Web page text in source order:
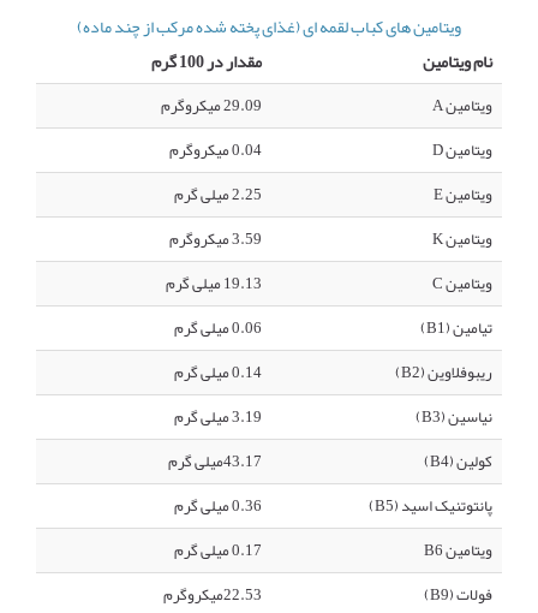
ویتامین های کباب لقمه ای (غذای پخته شده مرکب از چند ماده)
نام ویتامین
مقدار در 100 گرم
ویتامین A
29.09 میکروگرم
ویتامین D
0.04 میکروگرم
ویتامین E
2.25 میلی گرم
ویتامین K
3.59 میکروگرم
ویتامین C
19.13 میلی گرم
تیامین (B1)
0.06 میلی گرم
ریبوفلاوین (B2)
0.14 میلی گرم
نیاسین (B3)
3.19 میلی گرم
کولین (B4)
43.17میلی گرم
پانتوتنیک اسید (B5)
0.36 میلی گرم
ویتامین B6
0.17 میلی گرم
فولات (B9)
22.53میکروگرم